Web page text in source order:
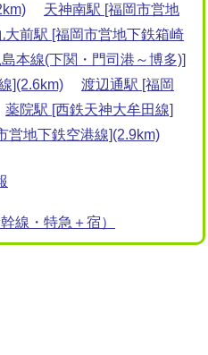
天神南駅 [福岡市営地
大前駅 [福岡市営地下鉄箱崎
本線(下関・門司港～博多)]
](2.6km)
渡辺通駅 [福岡
薬院駅 [西鉄天神大牟田線]
営地下鉄空港線](2.9km)
線・特急＋宿）